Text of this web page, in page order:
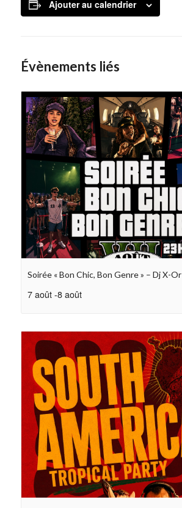
Ajouter au calendrier
Évènements liés
Soirée « Bon Chic, Bon Genre » – Dj X-Or
7 août -8 août